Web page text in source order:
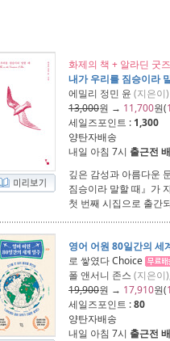
화제의 책 + 알라딘 굿
내가 우리를 짐승이라
에밀리 정민 윤 (지은이
13,000원 → 11,700원(
세일즈포인트 : 1,300
양탄자배송
내일 아침 7시 출근전
깊은 감성과 아름다운
짐승이라 말할 때』가
첫 번째 시집으로 출간
영어 어원 80일간의 세
로 쌓였다Choice
폴 앤서니 존스 (지은이),
19,900원 → 17,910원(
세일즈포인트 :80
양탄자배송
내일 아침 7시 출근전